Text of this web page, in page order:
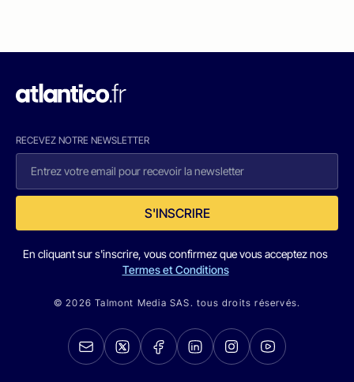
RECEVEZ NOTRE NEWSLETTER
S'INSCRIRE
En cliquant sur s'inscrire, vous confirmez que vous acceptez nos
Termes et Conditions
© 2026 Talmont Media SAS. tous droits réservés.